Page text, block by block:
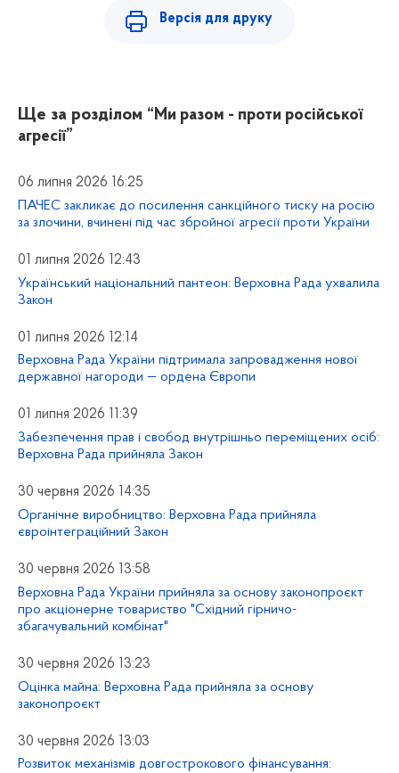
Версія для друку
Ще за розділом “Ми разом - проти російської
агресії”
06 липня 2026 16:25
ПАЧЕС закликає до посилення санкційного тиску на росію
за злочини, вчинені під час збройної агресії проти України
01 липня 2026 12:43
Український національний пантеон: Верховна Рада ухвалила
Закон
01 липня 2026 12:14
Верховна Рада України підтримала запровадження нової
державної нагороди — ордена Європи
01 липня 2026 11:39
Забезпечення прав і свобод внутрішньо переміщених осіб:
Верховна Рада прийняла Закон
30 червня 2026 14:35
Органічне виробництво: Верховна Рада прийняла
євроінтеграційний Закон
30 червня 2026 13:58
Верховна Рада України прийняла за основу законопроєкт
про акціонерне товариство "Східний гірничо-
збагачувальний комбінат"
30 червня 2026 13:23
Оцінка майна: Верховна Рада прийняла за основу
законопроєкт
30 червня 2026 13:03
Розвиток механізмів довгострокового фінансування: